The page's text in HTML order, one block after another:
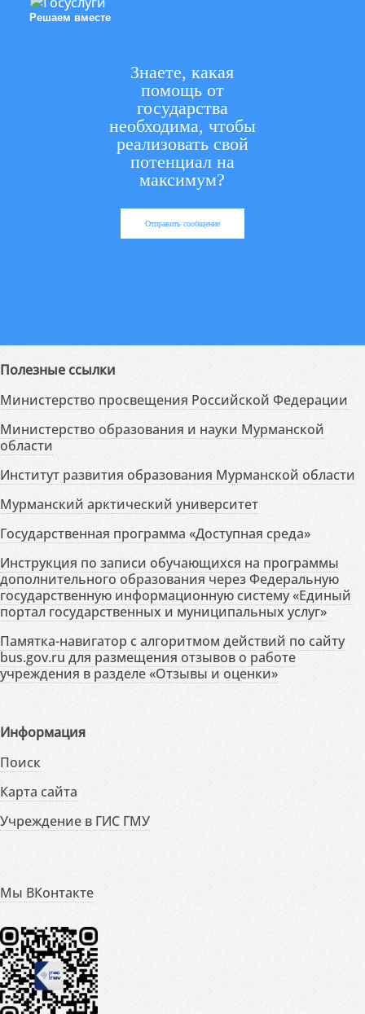
Решаем вместе
Знаете, какая
помощь от
государства
необходима, чтобы
реализовать свой
потенциал на
максимум?
Отправить сообщение
Полезные ссылки
Министерство просвещения Российской Федерации
Министерство образования и науки Мурманской
области
Институт развития образования Мурманской области
Мурманский арктический университет
Государственная программа «Доступная среда»
Инструкция по записи обучающихся на программы
дополнительного образования через Федеральную
государственную информационную систему «Единый
портал государственных и муниципальных услуг»
Памятка-навигатор с алгоритмом действий по сайту
bus.gov.ru для размещения отзывов о работе
учреждения в разделе «Отзывы и оценки»
Информация
Поиск
Карта сайта
Учреждение в ГИС ГМУ
Мы ВКонтакте